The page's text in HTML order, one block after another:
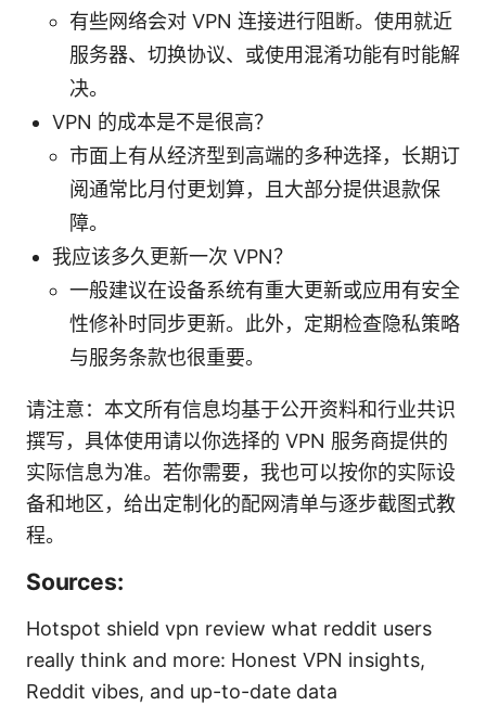
有些网络会对 VPN 连接进行阻断。使用就近
服务器、切换协议、或使用混淆功能有时能解
决。
VPN 的成本是不是很高？
市面上有从经济型到高端的多种选择，长期订
阅通常比月付更划算，且大部分提供退款保
障。
我应该多久更新一次 VPN？
一般建议在设备系统有重大更新或应用有安全
性修补时同步更新。此外，定期检查隐私策略
与服务条款也很重要。
请注意：本文所有信息均基于公开资料和行业共识
撰写，具体使用请以你选择的 VPN 服务商提供的
实际信息为准。若你需要，我也可以按你的实际设
备和地区，给出定制化的配网清单与逐步截图式教
程。
Sources:
Hotspot shield vpn review what reddit users
really think and more: Honest VPN insights,
Reddit vibes, and up-to-date data